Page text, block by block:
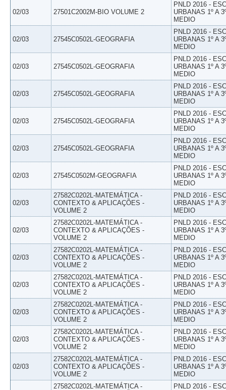
02/03 27501C2002M-BIO VOLUME 2
PNLD 2016 -
URBANAS 1º A
MEDIO
02/03 27545C0502L-GEOGRAFIA
PNLD 2016 -
URBANAS 1º A
MEDIO
02/03 27545C0502L-GEOGRAFIA
PNLD 2016 -
URBANAS 1º A
MEDIO
02/03 27545C0502L-GEOGRAFIA
PNLD 2016 -
URBANAS 1º A
MEDIO
02/03 27545C0502L-GEOGRAFIA
PNLD 2016 -
URBANAS 1º A
MEDIO
02/03 27545C0502L-GEOGRAFIA
PNLD 2016 -
URBANAS 1º A
MEDIO
02/03 27545C0502M-GEOGRAFIA
PNLD 2016 -
URBANAS 1º A
MEDIO
02/03
27582C0202L-MATEMÁTICA -
CONTEXTO & APLICAÇÕES -
VOLUME 2
PNLD 2016 -
URBANAS 1º A
MEDIO
02/03
27582C0202L-MATEMÁTICA -
CONTEXTO & APLICAÇÕES -
VOLUME 2
PNLD 2016 -
URBANAS 1º A
MEDIO
02/03
27582C0202L-MATEMÁTICA -
CONTEXTO & APLICAÇÕES -
VOLUME 2
PNLD 2016 -
URBANAS 1º A
MEDIO
02/03
27582C0202L-MATEMÁTICA -
CONTEXTO & APLICAÇÕES -
VOLUME 2
PNLD 2016 -
URBANAS 1º A
MEDIO
02/03
27582C0202L-MATEMÁTICA -
CONTEXTO & APLICAÇÕES -
VOLUME 2
PNLD 2016 -
URBANAS 1º A
MEDIO
02/03
27582C0202L-MATEMÁTICA -
CONTEXTO & APLICAÇÕES -
VOLUME 2
PNLD 2016 -
URBANAS 1º A
MEDIO
02/03
27582C0202L-MATEMÁTICA -
CONTEXTO & APLICAÇÕES -
VOLUME 2
PNLD 2016 -
URBANAS 1º A
MEDIO
27582C0202L-MATEMÁTICA -
PNLD 2016 -